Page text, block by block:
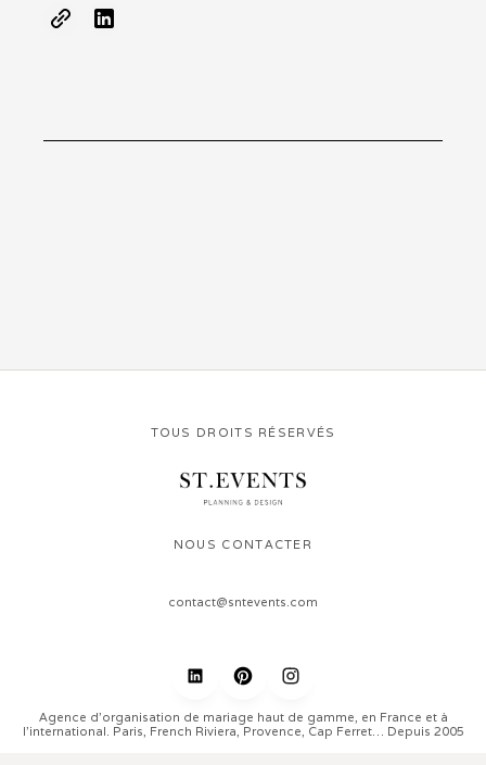
TOUS DROITS RÉSERVÉS
NOUS CONTACTER
contact@sntevents.com
Agence d’organisation de mariage haut de gamme, en France et à
l'international. Paris, French Riviera, Provence, Cap Ferret… Depuis 2005